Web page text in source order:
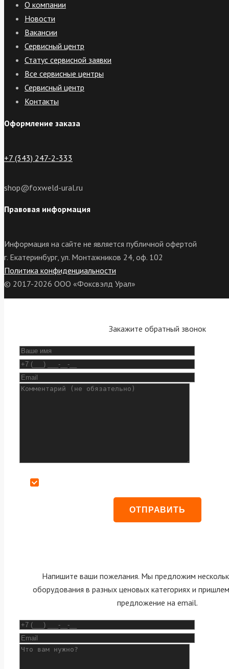
О компании
Новости
Вакансии
Сервисный центр
Статус сервисной заявки
Все сервисные центры
Сервисный центр
Контакты
Оформление заказа
+7 (343) 247-2-333
shop@foxweld-ural.ru
Правовая информация
Информация на сайте не является публичной офертой
г. Екатеринбург, ул. Монтажников 24, оф. 102
Политика конфиденциальности
© 2017-2026 ООО «Фоксвэлд Урал»
Закажите обратный звонок
Напишите ваши пожелания. Мы предложим
оборудования в разных ценовых категориях и
предложение на email.